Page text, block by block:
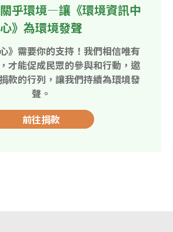
乎環境—讓《環境資訊中
心》為環境發聲
》需要你的支持！我們相信唯有
才能促成民眾的參與和行動，邀
款的行列，讓我們持續為環境發
聲。
前往捐款